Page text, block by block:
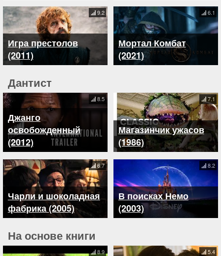
Игра престолов
(2011)
9.2
Мортал Комбат
(2021)
6.1
Дантист
Джанго
освобожденный
(2012)
8.5
Магазинчик ужасов
(1986)
7.1
Чарли и шоколадная
фабрика (2005)
6.7
В поисках Немо
(2003)
8.2
На основе книги
8.9 5.4